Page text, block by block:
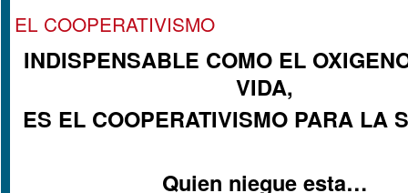
EL COOPERATIVISMO
INDISPENSABLE COMO EL
VIDA,
ES EL COOPERATIVISMO PARA LA
Quien niegue esta…